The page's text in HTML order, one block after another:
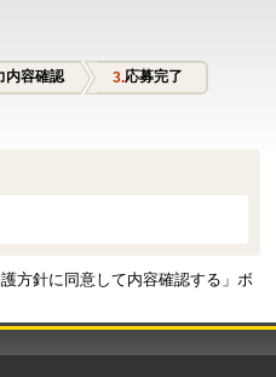
内容確認 応募完了
方針に同意して内容確認する」ボ